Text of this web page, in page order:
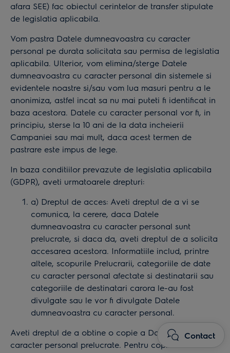
afara SEE) fac obiectul cerintelor de transfer stipulate
de legislatia aplicabila.
Vom pastra Datele dumneavoastra cu caracter
personal pe durata solicitata sau permisa de legislatia
aplicabila. Ulterior, vom elimina/sterge Datele
dumneavoastra cu caracter personal din sistemele si
evidentele noastre si/sau vom lua masuri pentru a le
anonimiza, astfel incat sa nu mai puteti fi identificat in
baza acestora. Datele cu caracter personal vor fi, in
principiu, sterse la 10 ani de la data incheierii
Campaniei sau mai mult, daca acest termen de
pastrare este impus de lege.
In baza conditiilor prevazute de legislatia aplicabila
(GDPR), aveti urmatoarele drepturi:
a) Dreptul de acces: Aveti dreptul de a vi se
comunica, la cerere, daca Datele
dumneavoastra cu caracter personal sunt
prelucrate, si daca da, aveti dreptul de a solicita
accesarea acestora. Informatiile includ, printre
altele, scopurile Prelucrarii, categoriile de date
cu caracter personal afectate si destinatarii sau
categoriile de destinatari carora le-au fost
divulgate sau le vor fi divulgate Datele
dumneavoastra cu caracter personal.
Aveti dreptul de a obtine o copie a Datelor cu
caracter personal prelucrate. Pentru copii
Contact